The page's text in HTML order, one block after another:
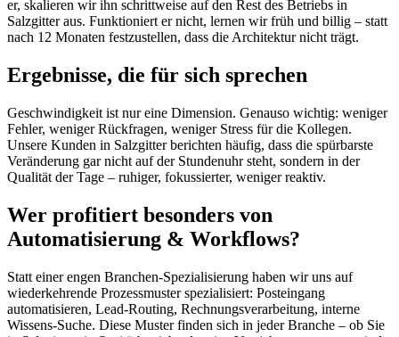
er, skalieren wir ihn schrittweise auf den Rest des Betriebs in
Salzgitter aus. Funktioniert er nicht, lernen wir früh und billig – statt
nach 12 Monaten festzustellen, dass die Architektur nicht trägt.
Ergebnisse, die für sich sprechen
Geschwindigkeit ist nur eine Dimension. Genauso wichtig: weniger
Fehler, weniger Rückfragen, weniger Stress für die Kollegen.
Unsere Kunden in Salzgitter berichten häufig, dass die spürbarste
Veränderung gar nicht auf der Stundenuhr steht, sondern in der
Qualität der Tage – ruhiger, fokussierter, weniger reaktiv.
Wer profitiert besonders von
Automatisierung & Workflows?
Statt einer engen Branchen-Spezialisierung haben wir uns auf
wiederkehrende Prozessmuster spezialisiert: Posteingang
automatisieren, Lead-Routing, Rechnungsverarbeitung, interne
Wissens-Suche. Diese Muster finden sich in jeder Branche – ob Sie